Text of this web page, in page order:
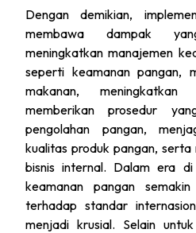
Dengan demikian,
membawa dampak
meningkatkan manajemen
seperti keamanan pangan,
makanan, meningkatkan
memberikan prosedur
pengolahan pangan,
kualitas produk pangan,
bisnis internal. Dalam era
keamanan pangan
terhadap standar
menjadi krusial. Selain